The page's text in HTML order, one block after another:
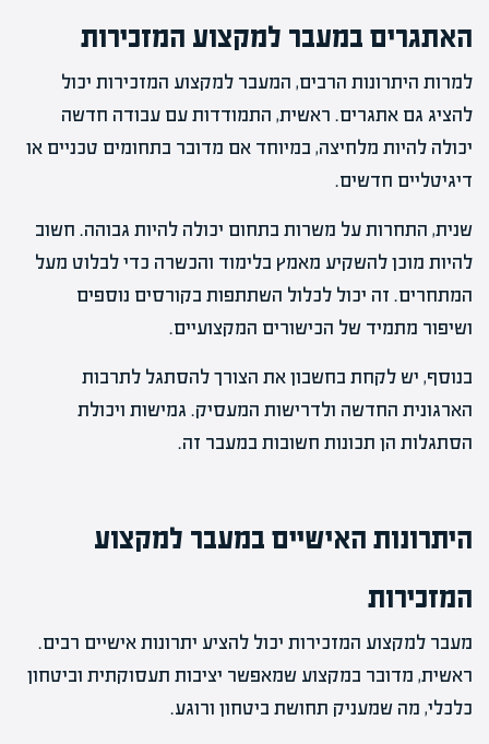
האתגרים במעבר למקצוע המזכירות
למרות היתרונות הרבים, המעבר למקצוע המזכירות יכול
להציג גם אתגרים. ראשית, התמודדות עם עבודה חדשה
יכולה להיות מלחיצה, במיוחד אם מדובר בתחומים טכניים או
דיגיטליים חדשים.
שנית, התחרות על משרות בתחום יכולה להיות גבוהה. חשוב
להיות מוכן להשקיע מאמץ בלימוד והכשרה כדי לבלוט מעל
המתחרים. זה יכול לכלול השתתפות בקורסים נוספים
ושיפור מתמיד של הכישורים המקצועיים.
בנוסף, יש לקחת בחשבון את הצורך להסתגל לתרבות
הארגונית החדשה ולדרישות המעסיק. גמישות ויכולת
הסתגלות הן תכונות חשובות במעבר זה.
היתרונות האישיים במעבר למקצוע
המזכירות
מעבר למקצוע המזכירות יכול להציע יתרונות אישיים רבים.
ראשית, מדובר במקצוע שמאפשר יציבות תעסוקתית וביטחון
כלכלי, מה שמעניק תחושת ביטחון ורוגע.